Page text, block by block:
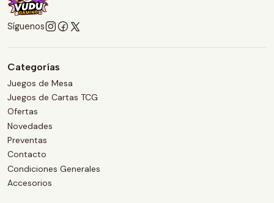
Síguenos
Categorías
Juegos de Mesa
Juegos de Cartas TCG
Ofertas
Novedades
Preventas
Contacto
Condiciones Generales
Accesorios